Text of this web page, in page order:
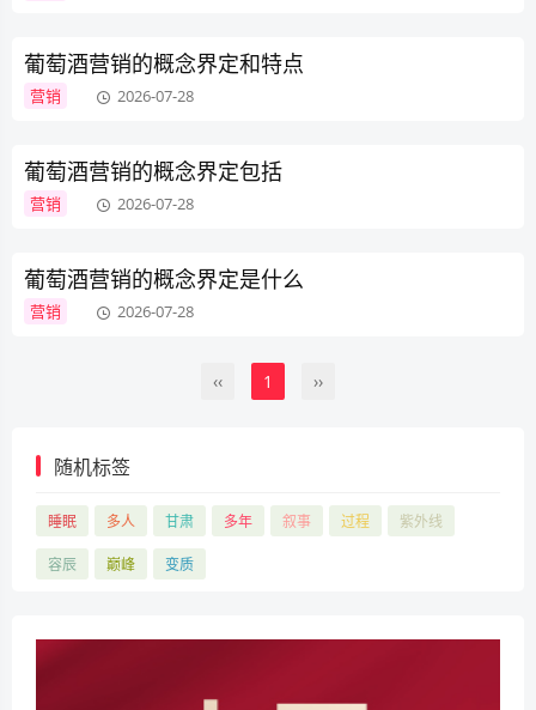
葡萄酒营销的概念界定和特点
营销 2026-07-28
葡萄酒营销的概念界定包括
营销 2026-07-28
葡萄酒营销的概念界定是什么
营销 2026-07-28
‹‹ 1 ››
随机标签
睡眠 多人 甘肃 多年 叙事 过程 紫外线
容辰 巅峰 变质